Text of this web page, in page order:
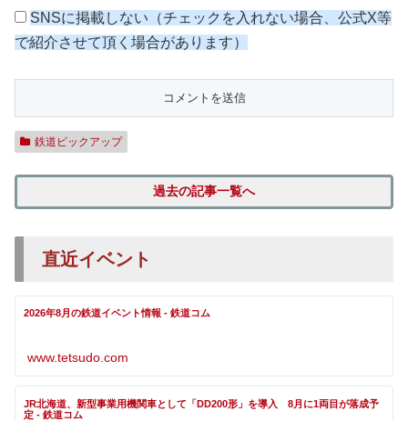
SNSに掲載しない（チェックを入れない場合、公式X等
で紹介させて頂く場合があります）
鉄道ピックアップ
過去の記事一覧へ
直近イベント
2026年8月の鉄道イベント情報 - 鉄道コム
www.tetsudo.com
JR北海道、新型事業用機関車として「DD200形」を導入 8月に1両目が落成予
定 - 鉄道コム